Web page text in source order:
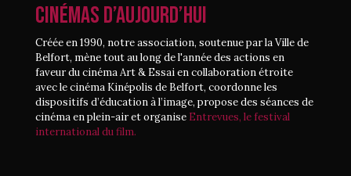
CINÉMAS D’AUJOURD’HUI
Créée en 1990, notre association, soutenue par la Ville de
Belfort, mène tout au long de l'année des actions en
faveur du cinéma Art & Essai en collaboration étroite
avec le cinéma Kinépolis de Belfort, coordonne les
dispositifs d’éducation à l’image, propose des séances de
cinéma en plein-air et organise Entrevues, le festival
international du film.